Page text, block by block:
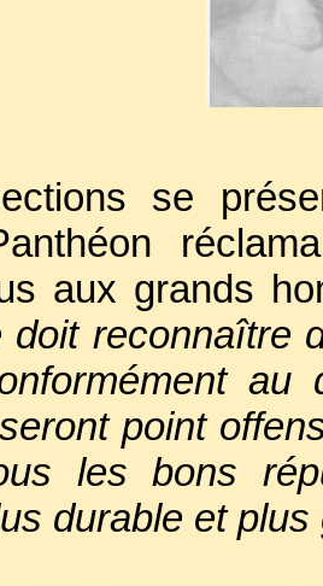
se
aux grands
doit reconnaître
point
les bons
durable et plus
de la
de la pompe
à 2h du
de discours
rapporté.